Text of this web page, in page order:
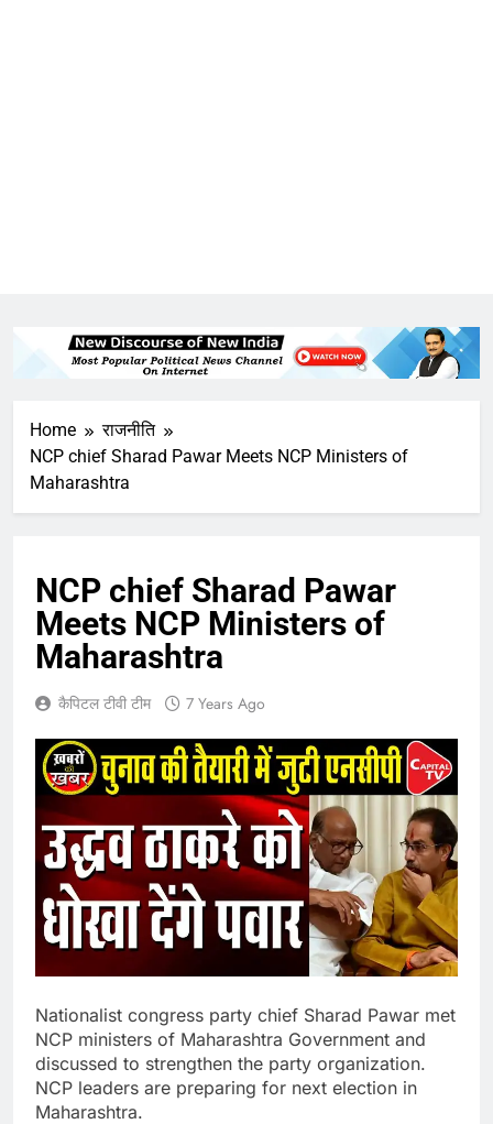
Home
राजनीति
NCP chief Sharad Pawar Meets NCP Ministers of
Maharashtra
NCP chief Sharad Pawar
Meets NCP Ministers of
Maharashtra
कैपिटल टीवी टीम 7 Years Ago
Nationalist congress party chief Sharad Pawar met
NCP ministers of Maharashtra Government and
discussed to strengthen the party organization.
NCP leaders are preparing for next election in
Maharashtra.